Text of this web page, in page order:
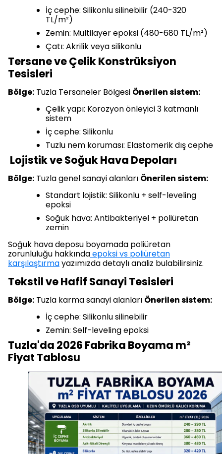
İç cephe: Silikonlu silinebilir (240-320
TL/m²)
Zemin: Multilayer epoksi (480-680 TL/m²)
Çatı: Akrilik veya silikonlu
Tersane ve Çelik Konstrüksiyon
Tesisleri
Bölge: Tuzla Tersaneler Bölgesi Önerilen sistem:
Çelik yapı: Korozyon önleyici 3 katmanlı
sistem
İç cephe: Silikonlu
Tuzlu nem koruması: Elastomerik dış cephe
Lojistik ve Soğuk Hava Depoları
Bölge: Tuzla genel sanayi alanları Önerilen sistem:
Standart lojistik: Silikonlu + self-leveling
epoksi
Soğuk hava: Antibakteriyel + poliüretan
zemin
Soğuk hava deposu boyamada poliüretan
zorunluluğu hakkındaepoksi vs poliüretan
karşılaştırmayazımızda detaylı analiz bulabilirsiniz.
Tekstil ve Hafif Sanayi Tesisleri
Bölge: Tuzla karma sanayi alanları Önerilen sistem:
İç cephe: Silikonlu silinebilir
Zemin: Self-leveling epoksi
Tuzla'da 2026 Fabrika Boyama m²
Fiyat Tablosu